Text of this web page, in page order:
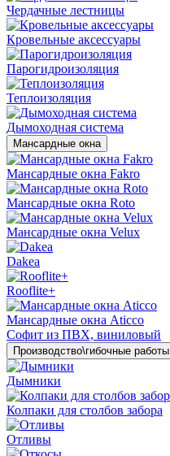
Чердачные лестницы
Кровельные аксессуары
Парогидроизоляция
Теплоизоляция
Дымоходная система
Мансардные окна
Мансардные окна Fakro
Мансардные окна Roto
Мансардные окна Velux
Dakea
Rooflite+
Мансардные окна Aticco
Софит из ПВХ, виниловый
Производство\гибочные работы
Дымники
Колпаки для столбов забора
Отливы